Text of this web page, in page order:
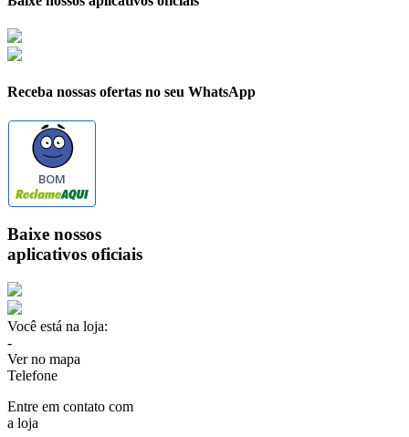
Receba nossas ofertas no seu WhatsApp
BOM
Baixe nossos
aplicativos oficiais
Você está na loja:
-
Ver no mapa
Telefone
Entre em contato com
a loja